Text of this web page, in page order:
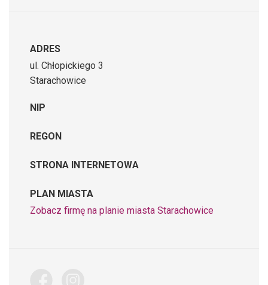
ADRES
ul. Chłopickiego 3
Starachowice
NIP
REGON
STRONA INTERNETOWA
PLAN MIASTA
Zobacz firmę na planie miasta Starachowice